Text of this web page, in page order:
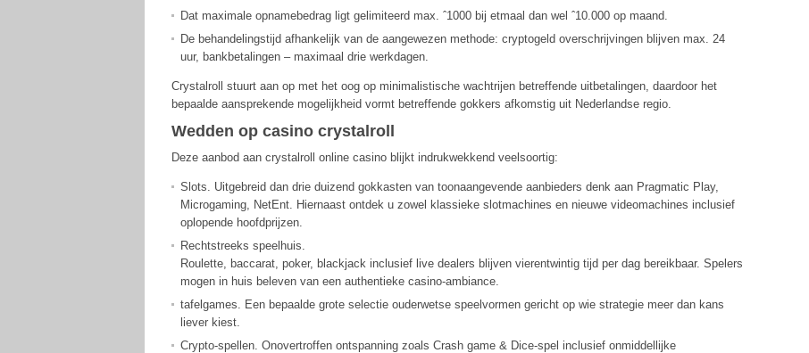
Dat maximale opnamebedrag ligt gelimiteerd max. ˆ1000 bij etmaal dan wel ˆ10.000 op maand.
De behandelingstijd afhankelijk van de aangewezen methode: cryptogeld overschrijvingen blijven max. 24
uur, bankbetalingen – maximaal drie werkdagen.
Crystalroll stuurt aan op met het oog op minimalistische wachtrijen betreffende uitbetalingen, daardoor het
bepaalde aansprekende mogelijkheid vormt betreffende gokkers afkomstig uit Nederlandse regio.
Wedden op casino crystalroll
Deze aanbod aan crystalroll online casino blijkt indrukwekkend veelsoortig:
Slots. Uitgebreid dan drie duizend gokkasten van toonaangevende aanbieders denk aan Pragmatic Play,
Microgaming, NetEnt. Hiernaast ontdek u zowel klassieke slotmachines en nieuwe videomachines inclusief
oplopende hoofdprijzen.
Rechtstreeks speelhuis.
Roulette, baccarat, poker, blackjack inclusief live dealers blijven vierentwintig tijd per dag bereikbaar. Spelers
mogen in huis beleven van een authentieke casino-ambiance.
tafelgames. Een bepaalde grote selectie ouderwetse speelvormen gericht op wie strategie meer dan kans
liever kiest.
Crypto-spellen. Onovertroffen ontspanning zoals Crash game & Dice-spel inclusief onmiddellijke